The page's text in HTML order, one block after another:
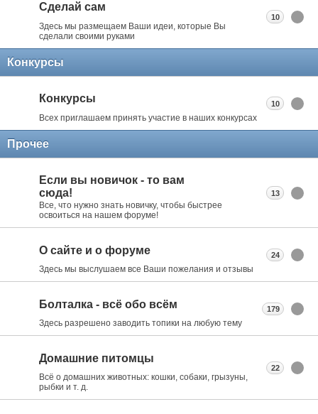
Сделай сам
Здесь мы размещаем Ваши идеи, которые Вы
сделали своими руками
10
Конкурсы
Конкурсы
Всех приглашаем принять участие в наших конкурсах
10
Прочее
Если вы новичок - то вам
сюда!
Все, что нужно знать новичку, чтобы быстрее
освоиться на нашем форуме!
13
О сайте и о форуме
Здесь мы выслушаем все Ваши пожелания и отзывы
24
Болталка - всё обо всём
Здесь разрешено заводить топики на любую тему
179
Домашние питомцы
Всё о домашних животных: кошки, собаки, грызуны,
рыбки и т. д.
22